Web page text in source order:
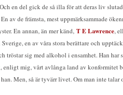
en del gick de så illa för att deras liv
av de främsta, mest uppmärksammade
En annan, än mer känd, T E Lawrence,
en av våra stora berättare och
tröstar sig med alkohol i ensamhet. Han
enligt mig, vårt avlånga land av konformitet
Men, så är tyvärr livet. Om man inte talar